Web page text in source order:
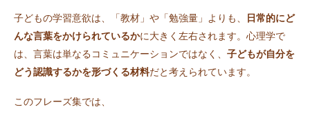
子どもの学習意欲は、「教材」や「勉強量」よりも、
日常的にど
んな言葉をかけられているかに大きく左右されます。心理学で
は、言葉は単なるコミュニケーションではなく、 子どもが自分を
どう認識するかを形づくる材料だと考えられています。
このフレーズ集では、